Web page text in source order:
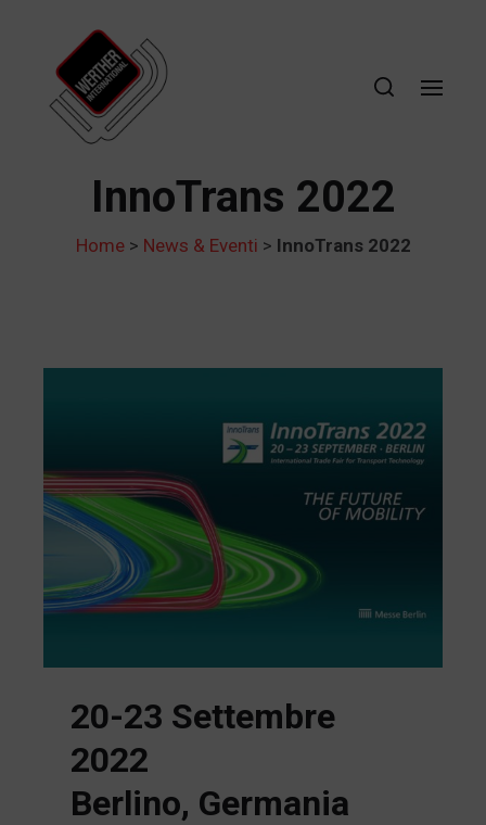
InnoTrans 2022
Home> News & Eventi > InnoTrans 2022
20-23 Settembre
2022
Berlino, Germania